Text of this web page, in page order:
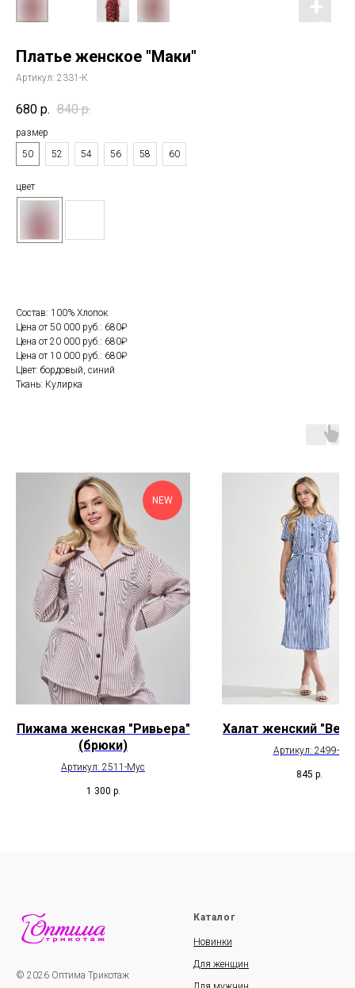
Платье женское "Маки"
Артикул: 2331-К
680 р. 840 р.
размер
50
52 54 56 58 60
цвет
Состав: 100% Хлопок
Цена от 50 000 руб.: 680₽
Цена от 20 000 руб.: 680₽
Цена от 10 000 руб.: 680₽
Цвет: бордовый, синий
Ткань: Кулирка
NEW
Пижама женская "Ривьера"
(брюки)
Артикул: 2511-Мус
1 300 р.
Халат женский
Артикул: 2499-К
845 р.
© 2026 Оптима Трикотаж
Каталог
Новинки
Для женщин